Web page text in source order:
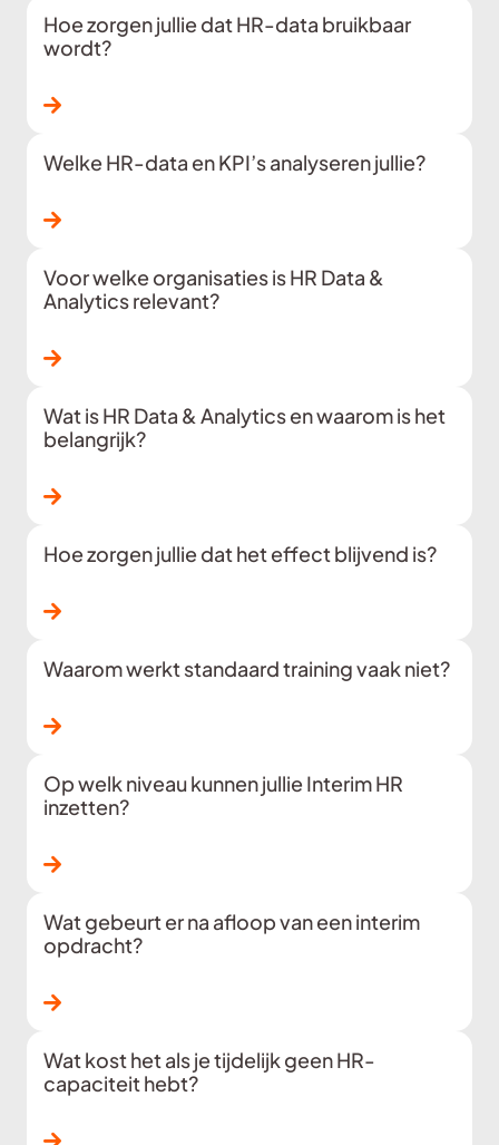
Hoe zorgen jullie dat HR-data bruikbaar
wordt?
Lees verder
Welke HR-data en KPI’s analyseren jullie?
Lees verder
Voor welke organisaties is HR Data &
Analytics relevant?
Lees verder
Wat is HR Data & Analytics en waarom is het
belangrijk?
Lees verder
Hoe zorgen jullie dat het effect blijvend is?
Lees verder
Waarom werkt standaard training vaak niet?
Lees verder
Op welk niveau kunnen jullie Interim HR
inzetten?
Lees verder
Wat gebeurt er na afloop van een interim
opdracht?
Lees verder
Wat kost het als je tijdelijk geen HR-
capaciteit hebt?
Lees verder